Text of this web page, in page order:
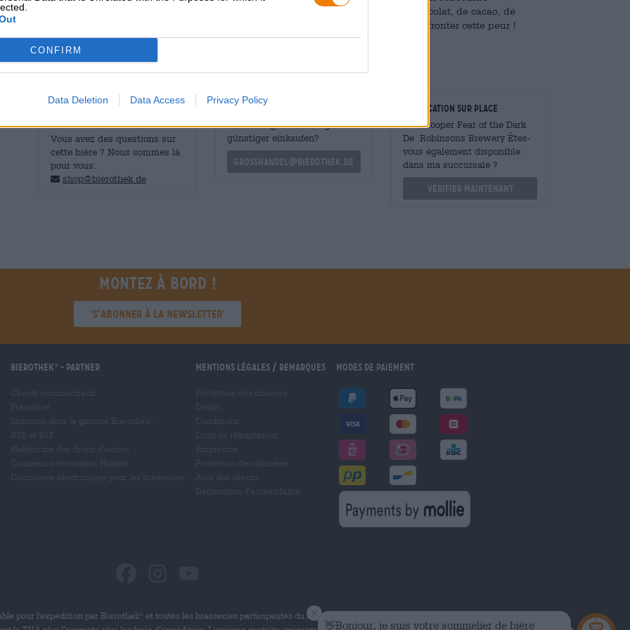
CONFIRM
Data Deletion Data Access Privacy Policy
mystérieuse de laquelle ne se trouvent pas de monstres mais des arômes de chocolat, de cacao, de
grains de café torréfiés, de fruits noirs et de réglisse. Nous sommes heureux d'affronter cette peur !
CONSULTATION GRATUITE SUR LA
Vous avez des questions sur
cette bière ? Nous sommes là
pour vous.
shop@bierothek.de
commerçants ou restaurateurs
Du willst größere Mengen
günstiger einkaufen?
grosshandel@bierothek.de
Vérification sur place
Est Trooper Fear of the Dark
De Robinsons Brewery Êtes-
vous également disponible
dans ma succursale ?
Vérifier maintenant
Montez à bord !
'S’abonner à la newsletter'
Bierothek - Partner Mentions légales / Remarques Modes de paiement
pour l'expédition par Bierothek
et toutes les brasseries participantes du marché